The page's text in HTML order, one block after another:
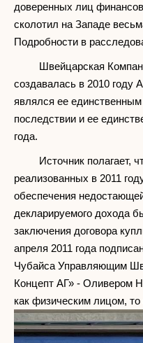
доверенных лиц
сколотил на Западе
Подробности в
Швейцарская
создавалась в 2010 году
являлся ее
последствии и ее
года.
Источник полагает,
реализованных в 2011
обеспечения
декларируемого дохода
заключения договора
апреля 2011 года
Чубайса Управляющим
Концепт АГ» - Оливером
как физическим лицом,